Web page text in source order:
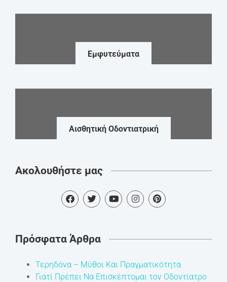
Εμφυτεύματα
Αισθητική Οδοντιατρική
Ακολουθήστε μας
Πρόσφατα Άρθρα
Τερηδόνα – Μύθοι Και Πραγματικότητα
Γιατί Πρέπει Να Επισκέπτομαι τον Οδοντίατρο